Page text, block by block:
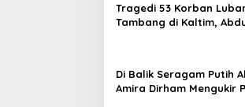
Tragedi 53 Korban
Tambang di Kaltim,
Di Balik Seragam Putih
Amira Dirham Mengukir